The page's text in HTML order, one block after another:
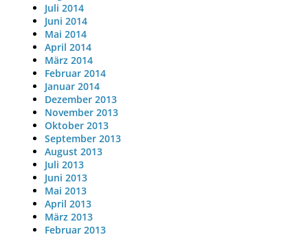
Juli 2014
Juni 2014
Mai 2014
April 2014
März 2014
Februar 2014
Januar 2014
Dezember 2013
November 2013
Oktober 2013
September 2013
August 2013
Juli 2013
Juni 2013
Mai 2013
April 2013
März 2013
Februar 2013